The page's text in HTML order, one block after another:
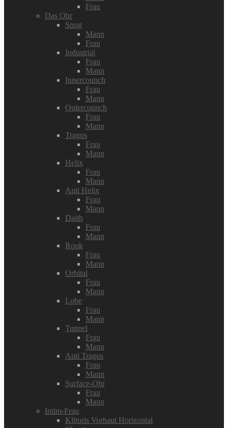
Frau
Das Ohr
Snug
Mann
Frau
Industrial
Frau
Mann
Innercounch
Frau
Mann
Outercounch
Frau
Mann
Tragus
Frau
Mann
Helix
Frau
Mann
Anti Helix
Frau
Mann
Daith
Frau
Mann
Rook
Frau
Mann
Orbital
Frau
Mann
Lobe
Frau
Mann
Tunnel
Frau
Mann
Anti Tragus
Frau
Mann
Surface-Ohr
Frau
Mann
Intim-Frau
Klitoris Vorhaut Horizontal